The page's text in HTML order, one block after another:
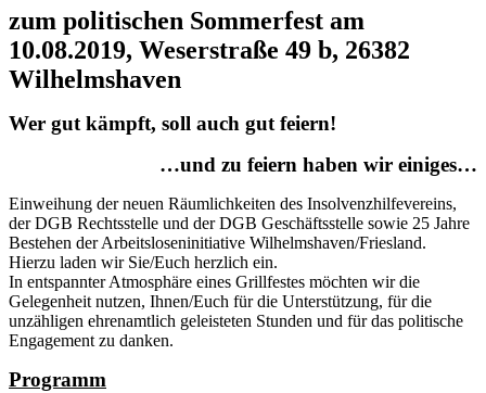
zum politischen Sommerfest am
10.08.2019, Weserstraße 49 b, 26382
Wilhelmshaven
Wer gut kämpft, soll auch gut feiern!
…und zu feiern haben wir einiges…
Einweihung der neuen Räumlichkeiten des Insolvenzhilfevereins,
der DGB Rechtsstelle und der DGB Geschäftsstelle sowie 25 Jahre
Bestehen der Arbeitsloseninitiative Wilhelmshaven/Friesland.
Hierzu laden wir Sie/Euch herzlich ein.
In entspannter Atmosphäre eines Grillfestes möchten wir die
Gelegenheit nutzen, Ihnen/Euch für die Unterstützung, für die
unzähligen ehrenamtlich geleisteten Stunden und für das politische
Engagement zu danken.
Programm